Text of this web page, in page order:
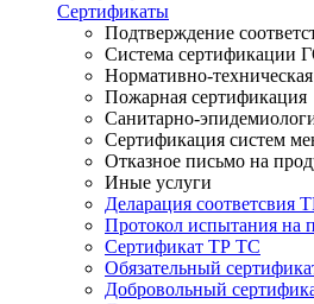
Сертификаты
Подтверждение
Система сертификации
Нормативно-
Пожарная сертификация
Санитарно-
Сертификация систем
Отказное письмо на
Иные услуги
Деларация соответсвия
Протокол испытания на
Сертификат ТР ТС
Обязательный
Добровольный